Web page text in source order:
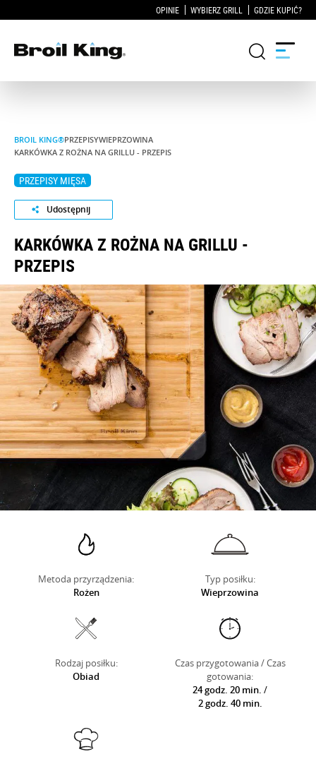
OPINIE WYBIERZ GRILL GDZIE KUPIĆ?
KUCHNIE OGRODOWE
WSPARCIE
O NAS
BROIL KING®PRZEPISYWIEPRZOWINA
KARKÓWKA Z ROŻNA NA GRILLU - PRZEPIS
PRZEPISY MIĘSA
Udostępnij
KARKÓWKA Z ROŻNA NA GRILLU -
PRZEPIS
Metoda przyrządzenia:
Rożen
Typ posiłku:
Wieprzowina
Rodzaj posiłku:
Obiad
Czas przygotowania / Czas
gotowania:
24 godz. 20 min. /
2 godz. 40 min.